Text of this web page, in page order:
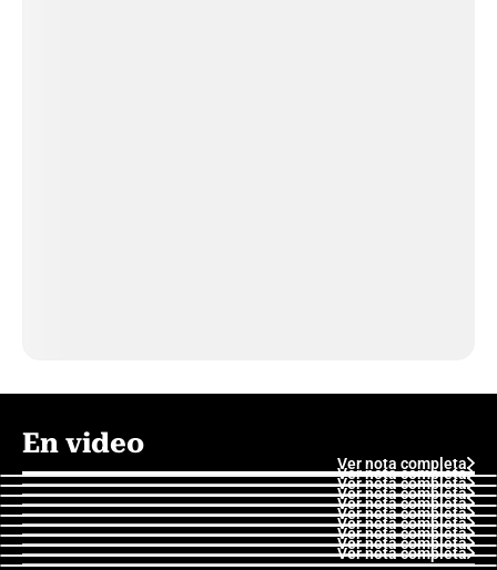
En video
Ver nota completa
Ver nota completa
Ver nota completa
Ver nota completa
Ver nota completa
Ver nota completa
Ver nota completa
Ver nota completa
Ver nota completa
Ver nota completa